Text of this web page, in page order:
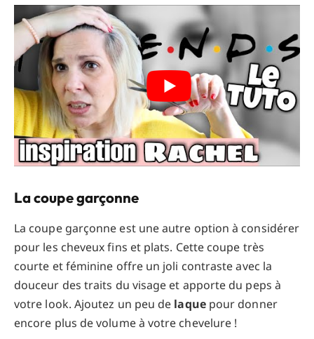
La coupe garçonne
La coupe garçonne est une autre option à considérer
pour les cheveux fins et plats. Cette coupe très
courte et féminine offre un joli contraste avec la
douceur des traits du visage et apporte du peps à
votre look. Ajoutez un peu de laquepour donner
encore plus de volume à votre chevelure !